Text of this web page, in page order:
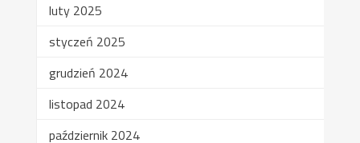
luty 2025
styczeń 2025
grudzień 2024
listopad 2024
październik 2024